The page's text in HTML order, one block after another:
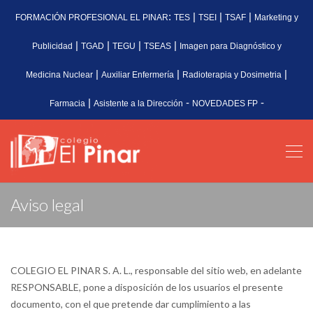
FORMACIÓN PROFESIONAL EL PINAR: TES| TSEI| TSAF| Marketing y
Publicidad | TGAD | TEGU | TSEAS| Imagen para Diagnóstico y
Medicina Nuclear | Auxiliar Enfermería | Radioterapia y Dosimetria |
Farmacia | Asistente a la Dirección - NOVEDADES FP-
Aviso legal
COLEGIO EL PINAR S. A. L., responsable del sitio web, en adelante
RESPONSABLE, pone a disposición de los usuarios el presente
documento, con el que pretende dar cumplimiento a las